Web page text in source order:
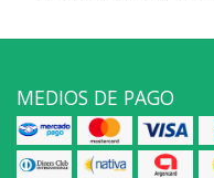
MEDIOS DE PAGO